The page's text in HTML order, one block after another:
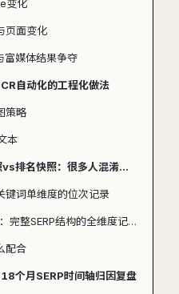
变化
页面变化
媒体结果争夺
自动化的工程化做法
策略
本
SERP历史快照vs排名快照：很多人混淆这两个概念
键词单维度的位次记录
SERP历史快照：完整SERP结构的全维度记录
配合
个月SERP时间轴归因复盘